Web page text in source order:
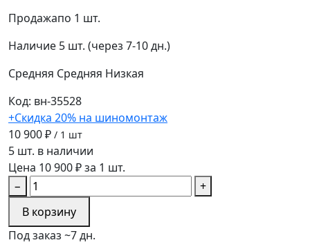
Продажапо 1 шт.
Наличие 5 шт. (через 7-10 дн.)
Средняя Средняя Низкая
Код: вн-35528
+Скидка 20% на шиномонтаж
10 900 ₽ / 1 шт
5 шт. в наличии
Цена 10 900 ₽ за 1 шт.
−
+
В корзину
Под заказ ~7 дн.